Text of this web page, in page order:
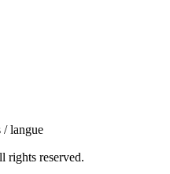
/ langue
rights reserved.